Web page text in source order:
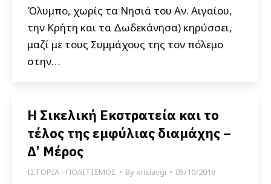
Όλυμπο, χωρίς τα Νησιά του Αν. Αιγαίου,
την Κρήτη και τα Δωδεκάνησα) κηρύσσει,
μαζί με τους Συμμάχους της τον πόλεμο
στην…
Η Σικελική Εκστρατεία και το
τέλος της εμφύλιας διαμάχης –
Δ’ Μέρος
ΙΣΤΟΡΙΑ - ΠΟΛΙΤΙΣΜΟΣ Byxrisiavgi 05/10/2018